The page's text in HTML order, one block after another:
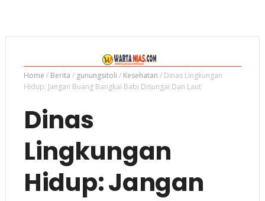
Home / Berita / gunungsitoli / Kesehatan / Dinas Lingkungan
Hidup: Jangan Buang Bangkai Babi Disungai Dan Laut
Dinas
Lingkungan
Hidup: Jangan